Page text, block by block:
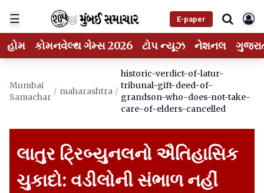
☰ E-paper
હોમ કોમનવેલ્થ ગેમ્સ 2026 ટોપ ન્યૂઝ નેશનલ
Mumbai
Samachar
/ maharashtra /
historic-verdict-of-latur-
tribunal-gift-deed-of-
grandson-who-does-not-take-
care-of-elders-cancelled
લાતુર ટ્રિબ્યુનલનો ઐતિહાસિક
ચુકાદો: વડીલોની સંભાળ નહીં